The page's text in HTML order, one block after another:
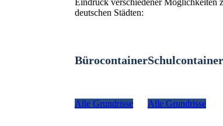
Eindruck verschiedener Möglichkeiten
deutschen Städten:
Bürocontainer
Alle Grundrisse
Schulcontainer
Alle Grundrisse